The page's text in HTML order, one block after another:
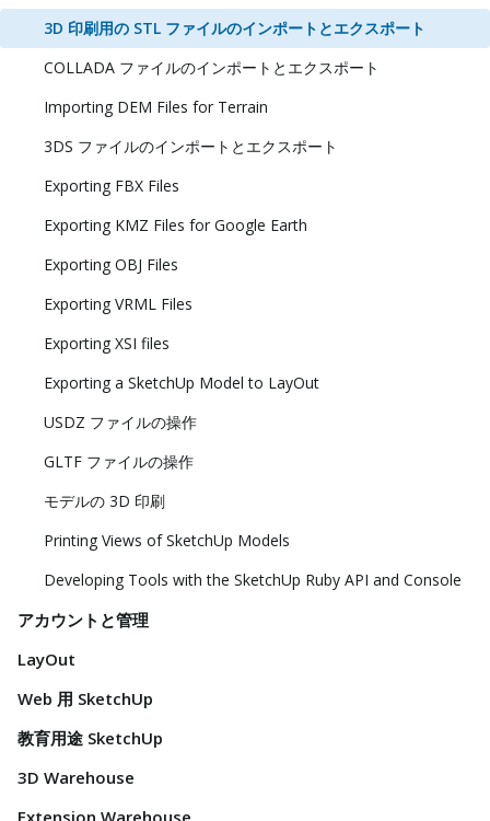
3D 印刷用の STL ファイルのインポートとエクスポート
COLLADA ファイルのインポートとエクスポート
Importing DEM Files for Terrain
3DS ファイルのインポートとエクスポート
Exporting FBX Files
Exporting KMZ Files for Google Earth
Exporting OBJ Files
Exporting VRML Files
Exporting XSI files
Exporting a SketchUp Model to LayOut
USDZ ファイルの操作
GLTF ファイルの操作
モデルの 3D 印刷
Printing Views of SketchUp Models
Developing Tools with the SketchUp Ruby API and Console
アカウントと管理
LayOut
Web 用 SketchUp
教育用途 SketchUp
3D Warehouse
Extension Warehouse